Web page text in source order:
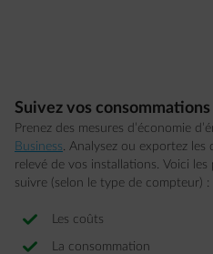
Suivez vos consommations
Prenez des mesures d’économie
Business. Analysez ou exportez
relevé de vos installations. Voici
suivre (selon le type de compteur) :
Les coûts
La consommation